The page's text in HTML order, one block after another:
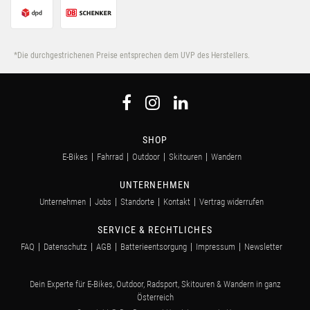
*Die durchgestrichenen Preise entsprechen dem UVP des Herstellers.
SHOP
E-Bikes Fahrrad Outdoor Skitouren Wandern
UNTERNEHMEN
Unternehmen Jobs Standorte Kontakt Vertrag widerrufen
SERVICE & RECHTLICHES
FAQ Datenschutz AGB Batterieentsorgung Impressum Newsletter
Dein Experte für E-Bikes, Outdoor, Radsport, Skitouren & Wandern in ganz
Österreich